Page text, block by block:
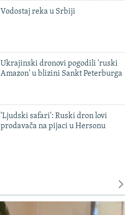
Vodostaj reka u Srbiji
Ukrajinski dronovi pogodili 'ruski
Amazon' u blizini Sankt Peterburga
'Ljudski safari': Ruski dron lovi
prodavača na pijaci u Hersonu